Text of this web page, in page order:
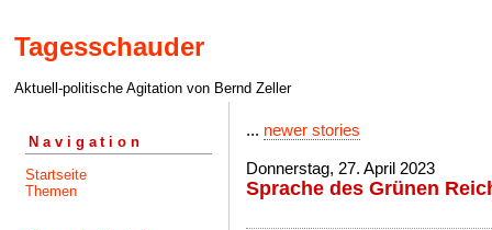
Tagesschauder
Aktuell-politische Agitation von Bernd Zeller
Navigation
Startseite
Themen
... newer stories
Donnerstag, 27. April 2023
Sprache des Grünen